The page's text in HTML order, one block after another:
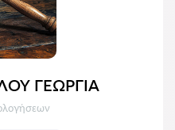
ΓΕΩΡΓΙΑ